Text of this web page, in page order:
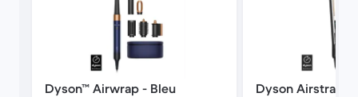
Dyson™ Airwrap - Bleu Dyson Airstrait™